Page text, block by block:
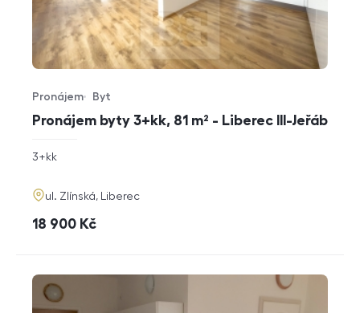
Pronájem byty 3+kk, 81 m² - Liberec III-Jeřáb
Typ nabídky
Pronájem
Typ nemovitosti
Byt
rozměry
dispozice
3+kk
adresa
ul. Zlínská, Liberec
cena
18 900 Kč